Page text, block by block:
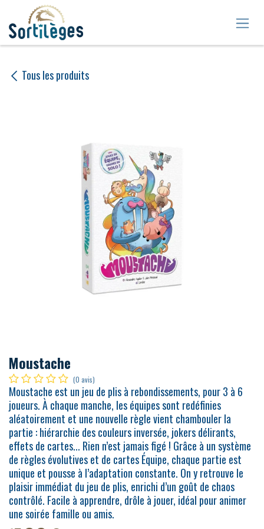
Se rendre au contenu
Tous les produits
Moustache
(0 avis)
Moustache est un jeu de plis à rebondissements, pour 3 à 6
joueurs. À chaque manche, les équipes sont redéfinies
aléatoirement et une nouvelle règle vient chambouler la
partie : hiérarchie des couleurs inversée, jokers délirants,
effets de cartes... Rien n’est jamais figé ! Grâce à un système
de règles évolutives et de cartes Équipe, chaque partie est
unique et pousse à l’adaptation constante. On y retrouve le
plaisir immédiat du jeu de plis, enrichi d’un goût de chaos
contrôlé. Facile à apprendre, drôle à jouer, idéal pour animer
une soirée famille ou amis.